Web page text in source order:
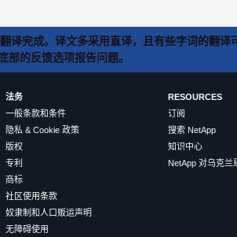
译完成。译文多采用直译，且有些字词的翻译
的反馈选项报告问题。
法务
一般条款和条件
隐私 & Cookie 政策
版权
专利
商标
社区使用条款
奴隶制和人口贩运声明
无障碍使用
RESOURCES
订阅
搜索 NetApp
知识中心
NetApp 对乌克兰